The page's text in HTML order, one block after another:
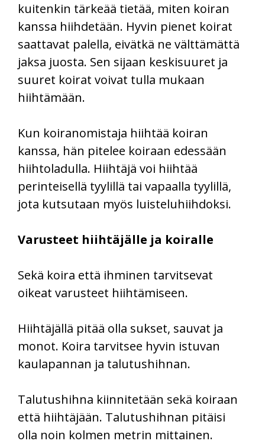
kuitenkin tärkeää tietää, miten koiran
kanssa hiihdetään. Hyvin pienet koirat
saattavat palella, eivätkä ne välttämättä
jaksa juosta. Sen sijaan keskisuuret ja
suuret koirat voivat tulla mukaan
hiihtämään.
Kun koiranomistaja hiihtää koiran
kanssa, hän pitelee koiraan edessään
hiihtoladulla. Hiihtäjä voi hiihtää
perinteisellä tyylillä tai vapaalla tyylillä,
jota kutsutaan myös luisteluhiihdoksi.
Varusteet hiihtäjälle ja koiralle
Sekä koira että ihminen tarvitsevat
oikeat varusteet hiihtämiseen.
Hiihtäjällä pitää olla sukset, sauvat ja
monot. Koira tarvitsee hyvin istuvan
kaulapannan ja talutushihnan.
Talutushihna kiinnitetään sekä koiraan
että hiihtäjään. Talutushihnan pitäisi
olla noin kolmen metrin mittainen.